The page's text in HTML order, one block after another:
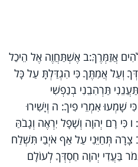
אֲזַמְּרֶךָּ:ב אֶשְׁתַּחֲוֶה אֶל הֵיכַל
וְעַל אֲמִתֶּךָ כִּי הִגְדַּלְתָּ עַל כָּל
תַּרְהִבֵנִי בְנַפְשִׁי
שָׁמְעוּ אִמְרֵי פִיךָ: ה וְיָשִׁירוּ
ו כִּי רָם יְהוָה וְשָׁפָל יִרְאֶה וְגָבֹהַּ
תְּחַיֵּנִי עַל אַף אֹיְבַי תִּשְׁלַח
בַּעֲדִי יְהוָה חַסְדְּךָ לְעוֹלָם